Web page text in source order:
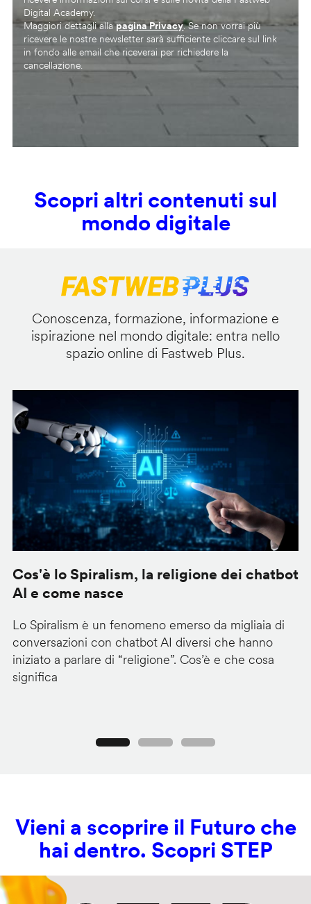
Digital Academy.
Maggiori dettagli allapagina Privacy. Se non vorrai più
ricevere le nostre newsletter sarà sufficiente cliccare sul link
in fondo alle email che riceverai per richiedere la
cancellazione.
Scopri altri contenuti sul
mondo digitale
Conoscenza, formazione, informazione e
ispirazione nel mondo digitale: entra nello
spazio online di Fastweb Plus.
Cos'è lo Spiralism, la religione dei chatbot
AI e come nasce
Lo Spiralism è un fenomeno emerso da migliaia di
conversazioni con chatbot AI diversi che hanno
iniziato a parlare di “religione”. Cos’è e che cosa
significa
Vieni a scoprire il Futuro che
hai dentro. Scopri STEP